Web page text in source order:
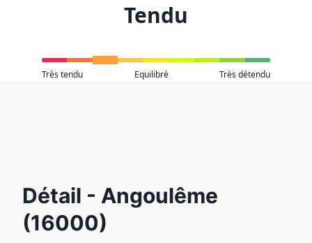
Tendu
Très tendu Equilibré Très détendu
Détail - Angoulême
(16000)